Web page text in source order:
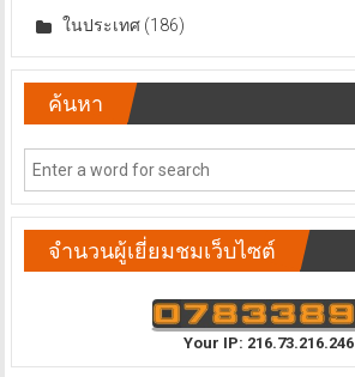
ในประเทศ(186)
ค้นหา
จำนวนผู้เยี่ยมชมเว็บไซต์
Your IP: 216.73.216.246